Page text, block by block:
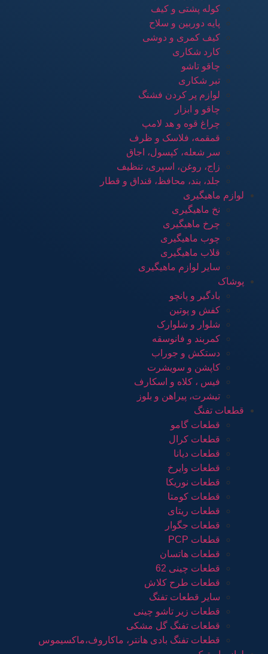
کوله پشتی و کیف
پایه دوربین و سلاح
کیف کمری و دوشی
کارد شکاری
چاقو تاشو
تبر شکاری
لوازم پر کردن فشنگ
چاقو و ابزار
چراغ قوه و هد لامپ
قمقمه، فلاسک و ظرف
سر شعله، کپسول، اجاق
زاج، روغن، اسپری، تنظیف
جلد، بند، محافظ، قنداق و قطار
لوازم ماهیگیری
نخ ماهیگیری
چرخ ماهیگیری
چوب ماهیگیری
قلاب ماهیگیری
سایر لوازم ماهیگیری
پوشاک
بادگیر و پانچو
کفش و پوتین
شلوار و شلوارک
کمربند و فانوسقه
دستکش و جوراب
کاپشن و سویشرت
فیس ، کلاه و اسکارف
تیشرت، پیراهن و بلوز
قطعات تفنگ
قطعات گامو
قطعات کرال
قطعات دیانا
قطعات وایرخ
قطعات نوریکا
قطعات کومتا
قطعات ریتای
قطعات جگوار
قطعات PCP
قطعات هاتسان
قطعات چینی 62
قطعات طرح کلاش
سایر قطعات تفنگ
قطعات زیر تاشو چینی
قطعات تفنگ گل مشکی
قطعات تفنگ بادی هانتر، ماکاروف،ماکسیموس